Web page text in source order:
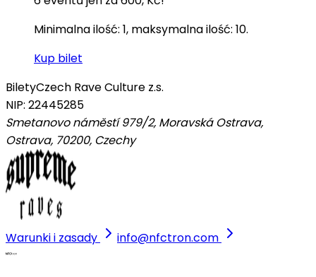
Minimalna ilość: 1, maksymalna ilość: 10.
Kup bilet
BiletyCzech Rave Culture z.s.
NIP: 22445285
Smetanovo náměstí 979/2, Moravská Ostrava,
Ostrava, 70200, Czechy
Warunki i zasady info@nfctron.com